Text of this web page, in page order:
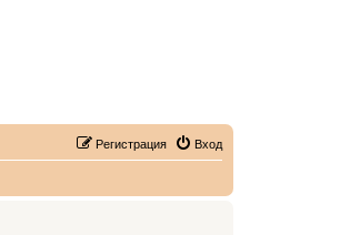
Вход
Регистрация